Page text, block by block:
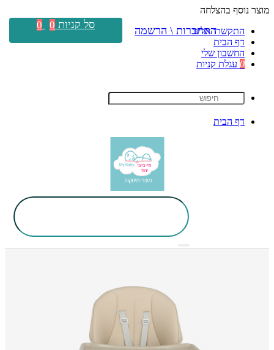
מוצר נוסף בהצלחה
התקשרו אלינו
דף הבית
החשבון שלי
0 עגלת קניות
דף הבית
התחברות \ הרשמה סל קניות 0
0